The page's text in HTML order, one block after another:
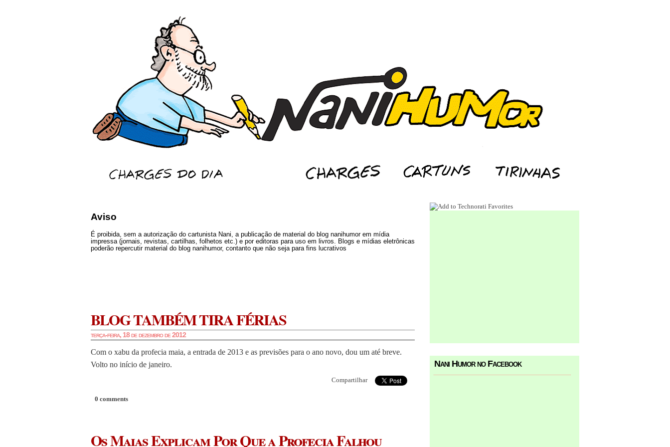
Aviso
É proibida, sem a autorização do cartunista Nani, a publicação de material do blog nanihumor em mídia
impressa (jornais, revistas, cartilhas, folhetos etc.) e por editoras para uso em livros. Blogs e mídias eletrônicas
poderão repercutir material do blog nanihumor, contanto que não seja para fins lucrativos
BLOG TAMBÉM TIRA FÉRIAS
terça-feira, 18 de dezembro de 2012
Com o xabu da profecia maia, a entrada de 2013 e as previsões para o ano novo, dou um até breve.
Volto no início de janeiro.
Compartilhar
0 comments
Os Maias Explicam Por Que a Profecia Falhou
Nani Humor no Facebook